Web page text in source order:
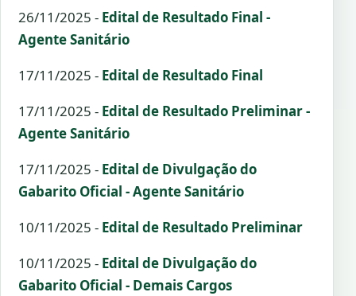
26/11/2025 - Edital de Resultado Final -
Agente Sanitário
17/11/2025 - Edital de Resultado Final
17/11/2025 - Edital de Resultado Preliminar -
Agente Sanitário
17/11/2025 - Edital de Divulgação do
Gabarito Oficial - Agente Sanitário
10/11/2025 - Edital de Resultado Preliminar
10/11/2025 - Edital de Divulgação do
Gabarito Oficial - Demais Cargos